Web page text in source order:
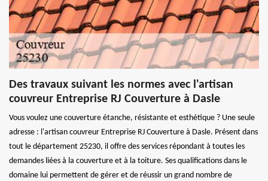
Des travaux suivant les normes avec l'artisan
couvreur Entreprise RJ Couverture à Dasle
Vous voulez une couverture étanche, résistante et esthétique ? Une seule
adresse : l'artisan couvreur Entreprise RJ Couverture à Dasle. Présent dans
tout le département 25230, il offre des services répondant à toutes les
demandes liées à la couverture et à la toiture. Ses qualifications dans le
domaine lui permettent de gérer et de réussir un grand nombre de